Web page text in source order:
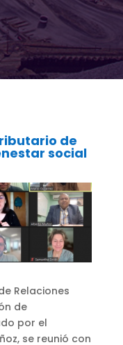
de
social
Relaciones
de
por el
se reunió con